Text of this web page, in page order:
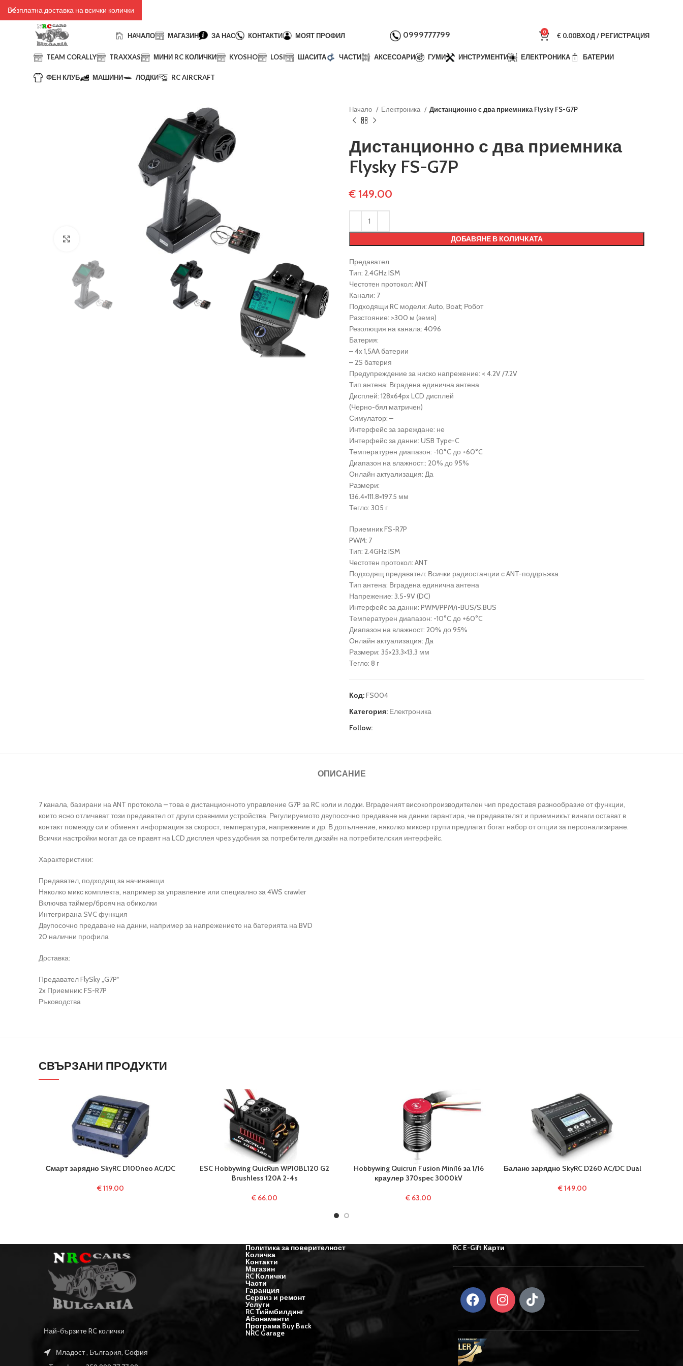
НАЧАЛО МАГАЗИН ЗА НАС КОНТАКТИ МОЯТ ПРОФИЛ 0999777799 0 € 0.00ВХОД / РЕГИСТРАЦИЯ
TEAM CORALLY TRAXXAS МИНИ RC КОЛИЧКИ KYOSHO LOSI ШАСИТА ЧАСТИ АКСЕСОАРИ ГУМИ ИНСТРУМЕНТИ ЕЛЕКТРОНИКА БАТЕРИИ
ФЕН КЛУБ МАШИНИ ЛОДКИ RC AIRCRAFT
Начало Електроника Дистанционно с два приемника Flysky FS-G7P
Дистанционно с два приемника
Flysky FS-G7P
€149.00
ДОБАВЯНЕ В КОЛИЧКАТА
Предавател
Тип: 2.4GHz ISM
Честотен протокол: ANT
Канали: 7
Подходящи RC модели: Auto, Boat; Робот
Разстояние: >300 м (земя)
Резолюция на канала: 4096
Батерия:
– 4x 1,5AA батерии
– 2S батерия
Предупреждение за ниско напрежение: < 4.2V /7.2V
Тип антена: Вградена единична антена
Дисплей: 128x64px LCD дисплей
(Черно-бял матричен)
Симулатор: –
Интерфейс за зареждане: не
Интерфейс за данни: USB Type-C
Температурен диапазон: -10°C до +60°C
Диапазон на влажност:: 20% до 95%
Онлайн актуализация: Да
Размери:
136.4×111.8×197.5 мм
Тегло: 305 г
Приемник FS-R7P
PWM: 7
Тип: 2.4GHz ISM
Честотен протокол: ANT
Подходящ предавател: Всички радиостанции с ANT-поддръжка
Тип антена: Вградена единична антена
Напрежение: 3.5-9V (DC)
Интерфейс за данни: PWM/PPM/i-BUS/S.BUS
Температурен диапазон: -10°C до +60°C
Диапазон на влажност: 20% до 95%
Онлайн актуализация: Да
Размери: 35×23.3×13.3 мм
Тегло: 8 г
Код:FS004
Категория: Електроника
Follow:
ОПИСАНИЕ
7 канала, базирани на ANT протокола – това е дистанционното управление G7P за RC коли и лодки. Вграденият високопроизводителен чип предоставя разнообразие от функции,
които ясно отличават този предавател от други сравними устройства. Регулируемото двупосочно предаване на данни гарантира, че предавателят и приемникът винаги остават в
контакт помежду си и обменят информация за скорост, температура, напрежение и др. В допълнение, няколко миксер групи предлагат богат набор от опции за персонализиране.
Всички настройки могат да се правят на LCD дисплея чрез удобния за потребителя дизайн на потребителския интерфейс.
Характеристики:
Предавател, подходящ за начинаещи
Няколко микс комплекта, например за управление или специално за 4WS crawler
Включва таймер/брояч на обиколки
Интегрирана SVC функция
Двупосочно предаване на данни, например за напрежението на батерията на BVD
20 налични профила
Доставка:
Предавател FlySky „G7P“
2x Приемник: FS-R7P
Ръководства
СВЪРЗАНИ ПРОДУКТИ
Смарт зарядно SkyRC D100neo AC/DC
€119.00
ESC Hobbywing QuicRun WP10BL120 G2
Brushless 120A 2-4s
€ 66.00
Hobbywing Quicrun Fusion Mini16 за 1/16
краулер 370spec 3000kV
€ 63.00
Баланс зарядно SkyRC D260 AC/DC Dual
€149.00
Най-бързите RC колички
Младост , България, София
Политика за поверителност
Количка
Контакти
Магазин
RC Колички
Части
Гаранция
Сервиз и ремонт
Услуги
RC Тиймбилдинг
Абонаменти
Програма Buy Back
NRC Garage
RC E-Gift Карти
Безплатна доставка на всички колички